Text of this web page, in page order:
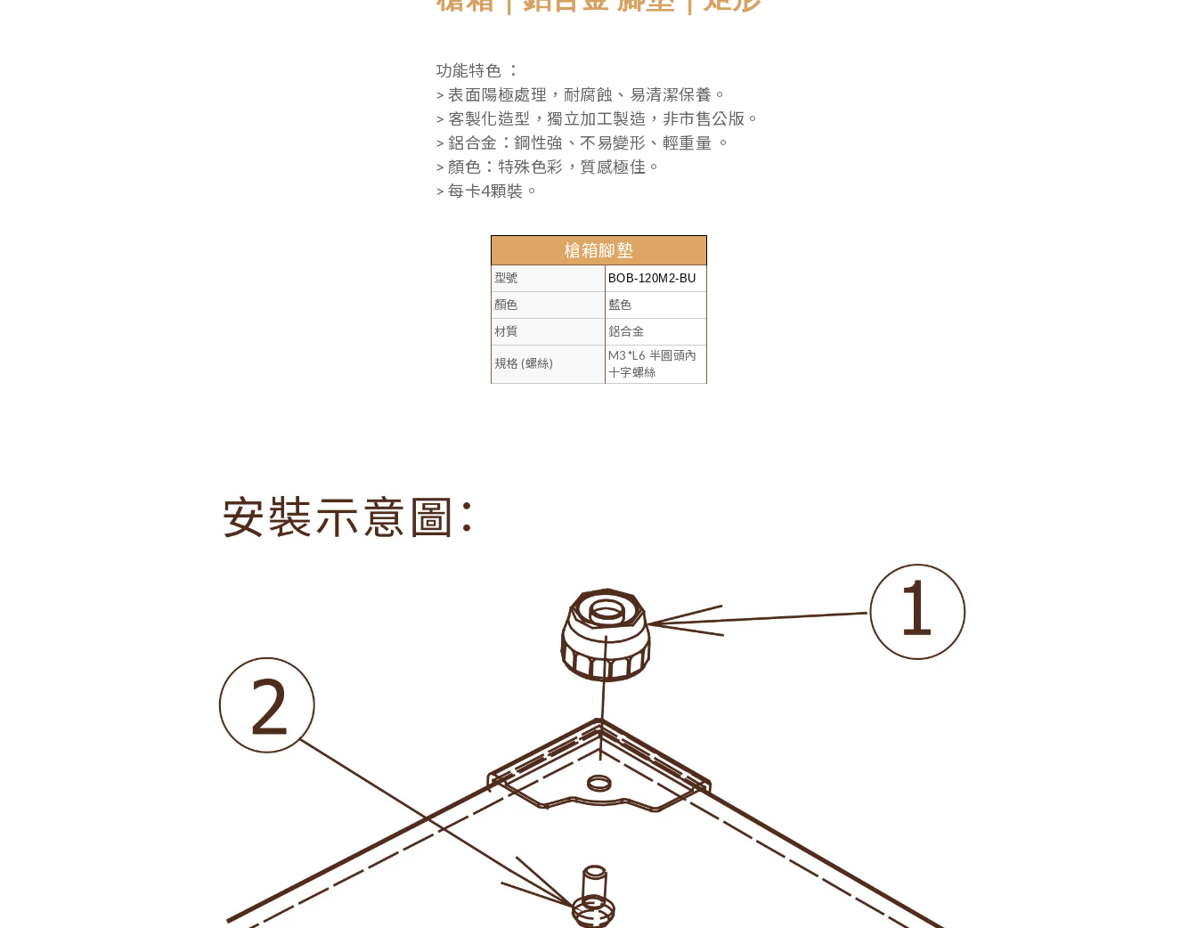
功能特色 ：
> 表面陽極處理，耐腐蝕、易清潔保養。
> 客製化造型，獨立加工製造，非市售公版。
> 鋁合金：鋼性強、不易變形、輕重量 。
> 顏色：特殊色彩，質感極佳。
> 每卡4顆裝。
槍箱腳墊
型號 BOB-120M2-BU
顏色
藍色
材質
鋁合金
規格 (螺絲)
M3*L6 半圓頭內
十字螺絲